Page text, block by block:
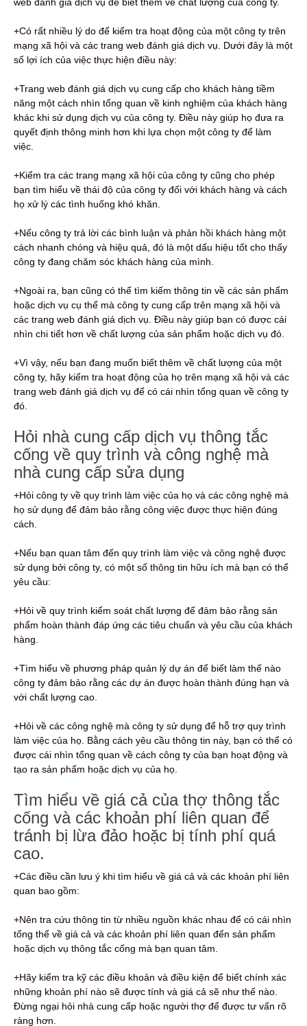
+Có rất nhiều lý do để kiểm tra hoạt động của một công ty trên
mạng xã hội và các trang web đánh giá dịch vụ. Dưới đây là một
số lợi ích của việc thực hiện điều này:
+Trang web đánh giá dịch vụ cung cấp cho khách hàng tiềm
năng một cách nhìn tổng quan về kinh nghiệm của khách hàng
khác khi sử dụng dịch vụ của công ty. Điều này giúp họ đưa ra
quyết định thông minh hơn khi lựa chọn một công ty để làm
việc.
+Kiểm tra các trang mạng xã hội của công ty cũng cho phép
bạn tìm hiểu về thái độ của công ty đối với khách hàng và cách
họ xử lý các tình huống khó khăn.
+Nếu công ty trả lời các bình luận và phản hồi khách hàng một
cách nhanh chóng và hiệu quả, đó là một dấu hiệu tốt cho thấy
công ty đang chăm sóc khách hàng của mình.
+Ngoài ra, bạn cũng có thể tìm kiếm thông tin về các sản phẩm
hoặc dịch vụ cụ thể mà công ty cung cấp trên mạng xã hội và
các trang web đánh giá dịch vụ. Điều này giúp bạn có được cái
nhìn chi tiết hơn về chất lượng của sản phẩm hoặc dịch vụ đó.
+Vì vậy, nếu bạn đang muốn biết thêm về chất lượng của một
công ty, hãy kiểm tra hoạt động của họ trên mạng xã hội và các
trang web đánh giá dịch vụ để có cái nhìn tổng quan về công ty
đó.
Hỏi nhà cung cấp dịch vụ thông tắc
cống về quy trình và công nghệ mà
nhà cung cấp sửa dụng
+Hỏi công ty về quy trình làm việc của họ và các công nghệ mà
họ sử dụng để đảm bảo rằng công việc được thực hiện đúng
cách.
+Nếu bạn quan tâm đến quy trình làm việc và công nghệ được
sử dụng bởi công ty, có một số thông tin hữu ích mà bạn có thể
yêu cầu:
+Hỏi về quy trình kiểm soát chất lượng để đảm bảo rằng sản
phẩm hoàn thành đáp ứng các tiêu chuẩn và yêu cầu của khách
hàng.
+Tìm hiểu về phương pháp quản lý dự án để biết làm thế nào
công ty đảm bảo rằng các dự án được hoàn thành đúng hạn và
với chất lượng cao.
+Hỏi về các công nghệ mà công ty sử dụng để hỗ trợ quy trình
làm việc của họ. Bằng cách yêu cầu thông tin này, bạn có thể có
được cái nhìn tổng quan về cách công ty của bạn hoạt động và
tạo ra sản phẩm hoặc dịch vụ của họ.
Tìm hiểu về giá cả của thợ thông tắc
cống và các khoản phí liên quan để
tránh bị lừa đảo hoặc bị tính phí quá
cao.
+Các điều cần lưu ý khi tìm hiểu về giá cả và các khoản phí liên
quan bao gồm:
+Nên tra cứu thông tin từ nhiều nguồn khác nhau để có cái nhìn
tổng thể về giá cả và các khoản phí liên quan đến sản phẩm
hoặc dịch vụ thông tắc cống mà bạn quan tâm.
+Hãy kiểm tra kỹ các điều khoản và điều kiện để biết chính xác
những khoản phí nào sẽ được tính và giá cả sẽ như thế nào.
Đừng ngại hỏi nhà cung cấp hoặc người thợ để được tư vấn rõ
ràng hơn.